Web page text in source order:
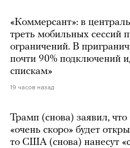
«Коммерсант»: в
треть мобильных сессий
ограничений. В
почти 90% подключений
спискам»
19 часов назад
Трамп (снова) заявил,
«очень скоро» будет
то США (снова) нанесут